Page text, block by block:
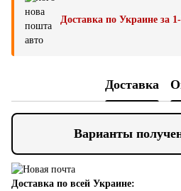
Доставка по Украине за
Доставка
Варианты
Доставка по всей Украине: